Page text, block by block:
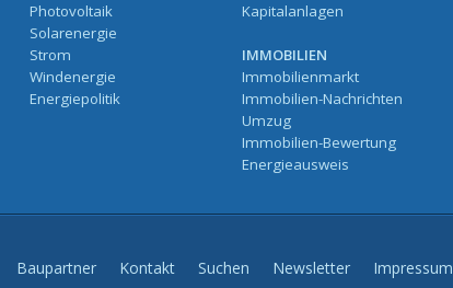
Photovoltaik
Solarenergie
Strom
Windenergie
Energiepolitik
Kapitalanlagen
IMMOBILIEN
Immobilienmarkt
Immobilien-Nachrichten
Umzug
Immobilien-Bewertung
Energieausweis
Baupartner Kontakt Suchen Newsletter Impressum